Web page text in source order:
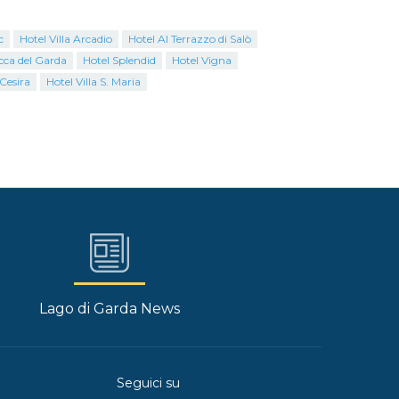
Hotel Villa Arcadio
Hotel Al Terrazzo di Salò
del Garda
Hotel Splendid
Hotel Vigna
Hotel Villa S. Maria
Lago di Garda News
Seguici su